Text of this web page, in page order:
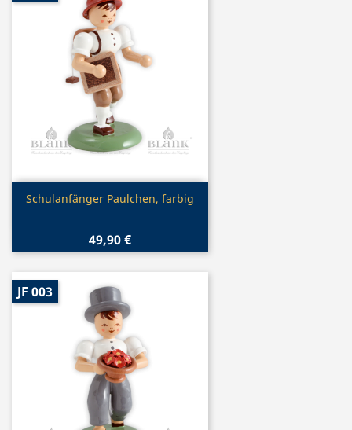
Vorschau
Schulanfänger Paulchen, farbig
49,90 €
JF 003